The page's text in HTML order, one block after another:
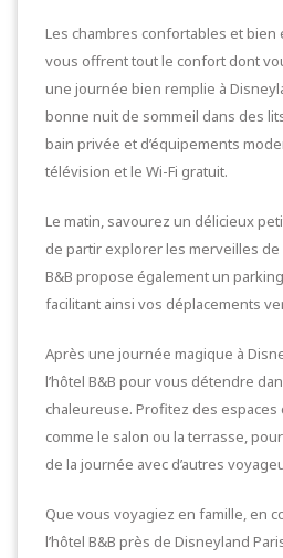
Les chambres confortables et bien
vous offrent tout le confort dont
une journée bien remplie à
bonne nuit de sommeil dans des
bain privée et d’équipements
télévision et le Wi-Fi gratuit.
Le matin, savourez un délicieux
de partir explorer les merveilles de
B&B propose également un
facilitant ainsi vos déplacements
Après une journée magique à
l’hôtel B&B pour vous détendre
chaleureuse. Profitez des espaces
comme le salon ou la terrasse,
de la journée avec d’autres
Que vous voyagiez en famille, en
l’hôtel B&B près de Disneyland